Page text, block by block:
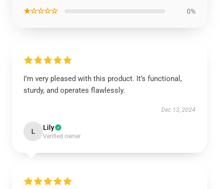
★☆☆☆☆ 0%
I’m very pleased with this product. It’s functional,
sturdy, and operates flawlessly.
Dec 13, 2024
L Lily
Verified owner